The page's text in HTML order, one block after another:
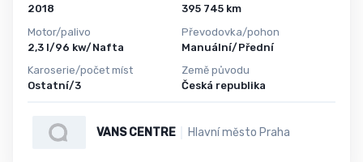
2018
Motor/palivo
2,3 l/96 kw/Nafta
Karoserie/počet míst
Ostatní/3
395 745 km
Převodovka/pohon
Manuální/Přední
Země původu
Česká republika
VANS CENTRE Hlavní město Praha